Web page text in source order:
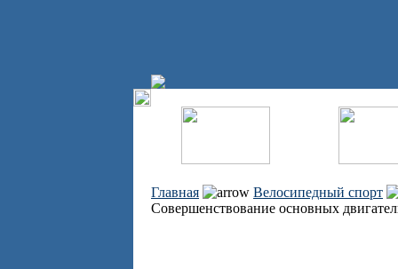
Главная
Велосипедный спорт
Совершенствование основных